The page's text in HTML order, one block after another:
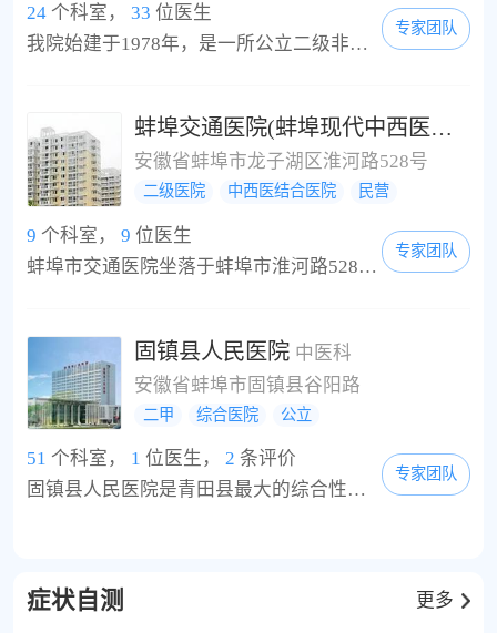
24个科室， 33 位医生
我院始建于1978年，是一所公立二级非营利性综合医院。职工医保、居民医保、新农合定点医疗机构。在职职工近200人，高级卫生专业技术人员(专家)15名，中级卫生专业技术人员52名。近年来，医院以患者今天的满意就是医院明天的希望为服务理念，从服务技术、服务态度、服务环境、服务价格着手不断提高患者满意度。设法解决百姓看病难、看病贵问题。医院先后被授予“市文明单位”、“消费者信得过单位”、“优质服务单位”、“市卫生先进单...
专家团队
蚌埠交通医院(蚌埠现代中西医结合医院)
安徽省蚌埠市龙子湖区淮河路528号
二级医院 中西医结合医院 民营
9 个科室， 9 位医生
蚌埠市交通医院坐落于蚌埠市淮河路528号(蚌埠长途汽车总站西100米;火车站旁)，交通极为便利。总建筑面积达8000余平方米。设家庭式病床120多张，星级宾馆装修，设施高档、设备先进、科室齐全、技术雄厚。开设临床、医技科室28个，在职职工130余人，其中中高级技术人员30余人。其中内科、普外科、肝病科、泌尿外科、妇科、骨科、肛肠科、不孕不育科、五官科、肛肠科、心脑血管科、消化内科、肿瘤外科、整形科是医院的特色专科。引进先进的北...
专家团队
固镇县人民医院 中医科
安徽省蚌埠市固镇县谷阳路
二甲 综合医院 公立
51 个科室， 1 位医生， 2 条评价
固镇县人民医院是青田县最大的综合性医院，也是固镇县的医疗卫生保健教学科研和急救中心，承担着保障全县及周边地区数十万群众身体健康的重任。 固镇县人民医院现有在岗职工约500人，其中中高级职称人员160多人。医院现址占地1.31万平方米，医疗用房建筑面积1.39万平方米，设21个临床专科开放十个病区，开放床位350张。2007年上半年医院实现门急诊人次19.91万，出院病人4495人次，业务收入5476万元。 固镇县人民医院配备有SEIMENS磁共振系统、(MRI)G...
专家团队
症状自测 更多